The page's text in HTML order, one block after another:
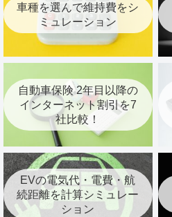
車種を選んで維持費をシ
ミュレーション
自動車保険 2年目以降の
インターネット割引を7
社比較！
EVの電気代・電費・航
続距離を計算シミュレー
ション